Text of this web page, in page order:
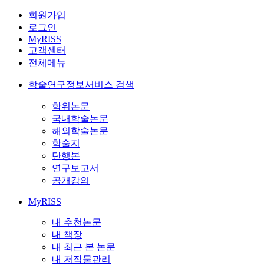
회원가입
로그인
MyRISS
고객센터
전체메뉴
학술연구정보서비스 검색
학위논문
국내학술논문
해외학술논문
학술지
단행본
연구보고서
공개강의
MyRISS
내 추천논문
내 책장
내 최근 본 논문
내 저작물관리